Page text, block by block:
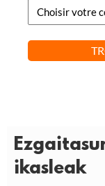
ikasleak